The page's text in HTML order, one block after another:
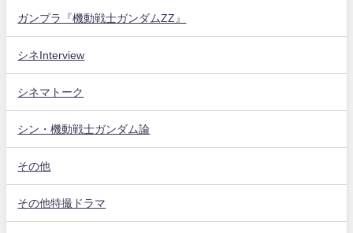
ガンプラ『機動戦士ガンダムZZ』
シネInterview
シネマトーク
シン・機動戦士ガンダム論
その他
その他特撮ドラマ